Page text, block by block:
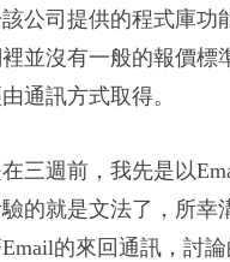
公司提供的程式庫功
並沒有一般的報價標
通訊方式取得。
三週前 ，我先是以
的就是文法了， 所幸
的來回通訊，討